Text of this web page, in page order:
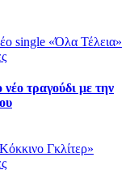
τραγούδι με την